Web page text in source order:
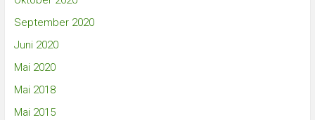
September 2020
Juni 2020
Mai 2020
Mai 2018
Mai 2015